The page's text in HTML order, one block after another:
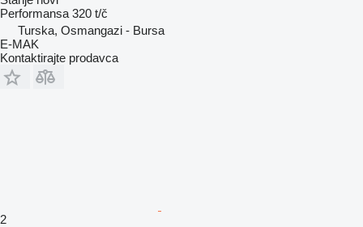
Performansa 320 t/č
Turska, Osmangazi - Bursa
E-MAK
Kontaktirajte prodavca
2